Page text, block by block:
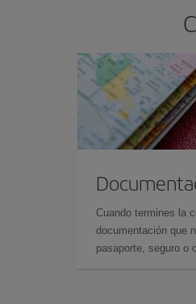
Cuando termines la
documentación que
pasaporte, seguro o